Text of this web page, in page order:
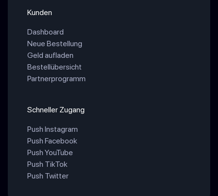
Kunden
Dashboard
Neue Bestellung
Geld aufladen
Bestellübersicht
Partnerprogramm
Schneller Zugang
Push Instagram
Push Facebook
Push YouTube
Push TikTok
Push Twitter